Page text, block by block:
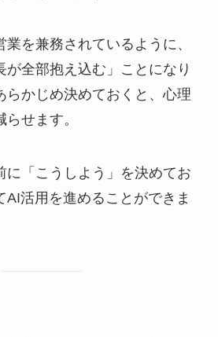
を兼務されているように、
が全部抱え込む」ことになり
らかじめ決めておくと、心理
せます。
に「こうしよう」を決めてお
AI活用を進めることができま